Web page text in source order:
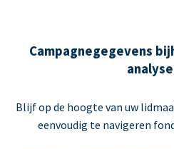
Campagnegegevens
Blijf op de hoogte van uw
eenvoudig te navigeren